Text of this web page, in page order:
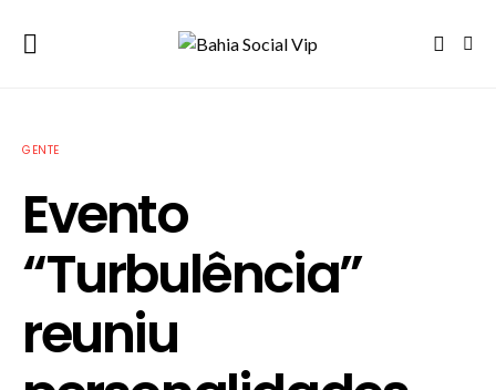
GENTE
Evento
“Turbulência”
reuniu